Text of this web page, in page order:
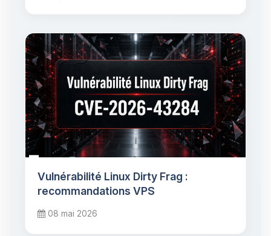
Vulnérabilité Linux Dirty Frag :
recommandations VPS
08 mai 2026